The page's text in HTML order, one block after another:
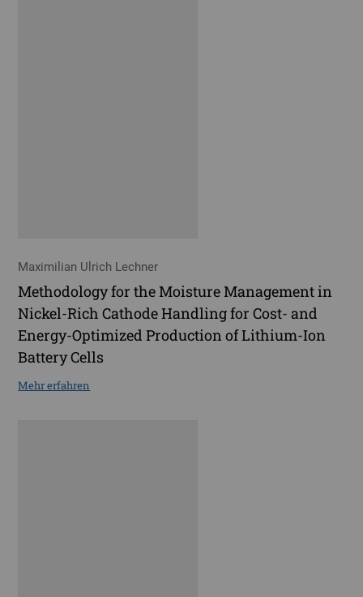
Maximilian Ulrich Lechner
Methodology for the Moisture Management in
Nickel-Rich Cathode Handling for Cost- and
Energy-Optimized Production of Lithium-Ion
Battery Cells
Mehr erfahren